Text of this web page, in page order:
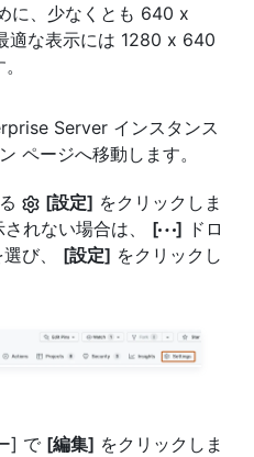
に、少なくとも 640 x
適な表示には 1280 x 640
Server インスタンス
ページへ移動します。
[設定] をクリックしま
れない場合は、 [ ] ドロ
び、 [設定] をクリックし
] で [編集] をクリックしま